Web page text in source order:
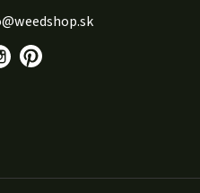
@weedshop.sk